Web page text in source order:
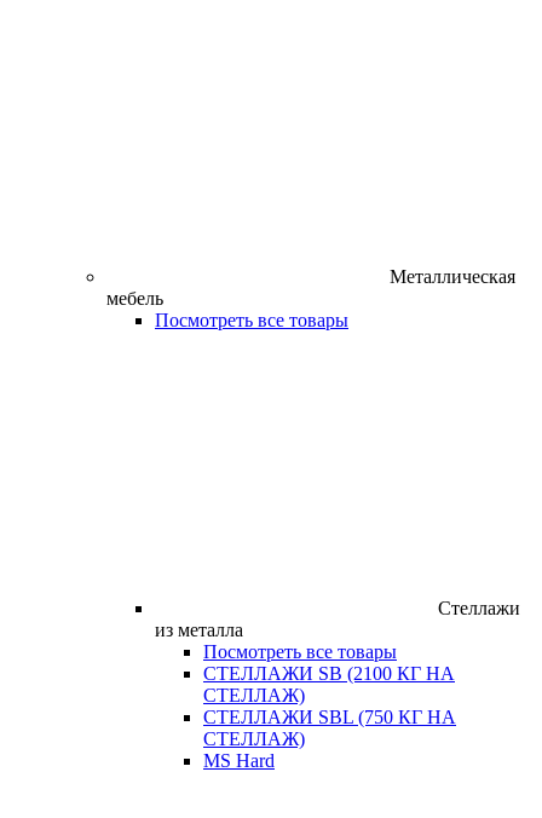
Металлическая
мебель
Посмотреть все товары
Стеллажи
из металла
Посмотреть все товары
СТЕЛЛАЖИ SB (2100 КГ НА
СТЕЛЛАЖ)
СТЕЛЛАЖИ SBL (750 КГ НА
СТЕЛЛАЖ)
MS Hard